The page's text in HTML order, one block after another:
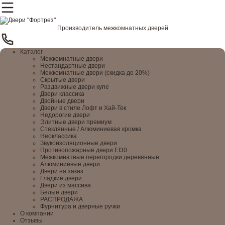
Производитель межкомнатных дверей
Каталог
Межкомнатные двери
Нестандартные двери
Межкомнатные двери (скидка до 20%)
Скрытые двери
Раздвижные двери купе
Двери классика
Двойные двери
Двери в стиле Лофт и Хай-Тек
Недорогие двери
Элитные двери премиум
Стеклянные / Алюминиевая кромка
Неоклассика
Звукоизоляционные двери
Противопожарные двери EI30
Межкомнатные перегородки деревянные
Алюминиевые двери
Двери на заказ
Гладкие двери
Двери из массива
Белые двери
РАСПРОДАЖА
Фурнитура и дверные ручки
О компании
Отзывы